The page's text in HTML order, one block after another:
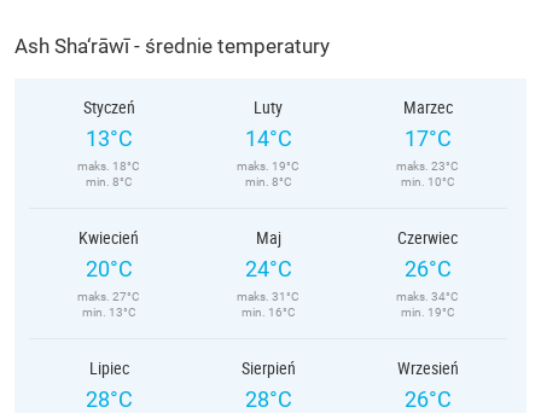
Ash Sha‘rāwī - średnie temperatury
Styczeń
13°C
maks. 18°C
min. 8°C
Luty
14°C
maks. 19°C
min. 8°C
Marzec
17°C
maks. 23°C
min. 10°C
Kwiecień
20°C
maks. 27°C
min. 13°C
Maj
24°C
maks. 31°C
min. 16°C
Czerwiec
26°C
maks. 34°C
min. 19°C
Lipiec
28°C
Sierpień
28°C
Wrzesień
26°C